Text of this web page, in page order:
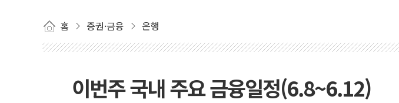
홈 증권·금융 은행
이번주 국내 주요 금융일정(6.8~6.12)